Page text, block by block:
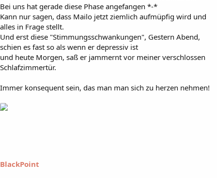
Bei uns hat gerade diese Phase angefangen *-*
Kann nur sagen, dass Mailo jetzt ziemlich aufmüpfig wird und
alles in Frage stellt.
Und erst diese "Stimmungsschwankungen", Gestern Abend,
schien es fast so als wenn er depressiv ist
und heute Morgen, saß er jammernt vor meiner verschlossen
Schlafzimmertür.
Immer konsequent sein, das man man sich zu herzen nehmen!
BlackPoint